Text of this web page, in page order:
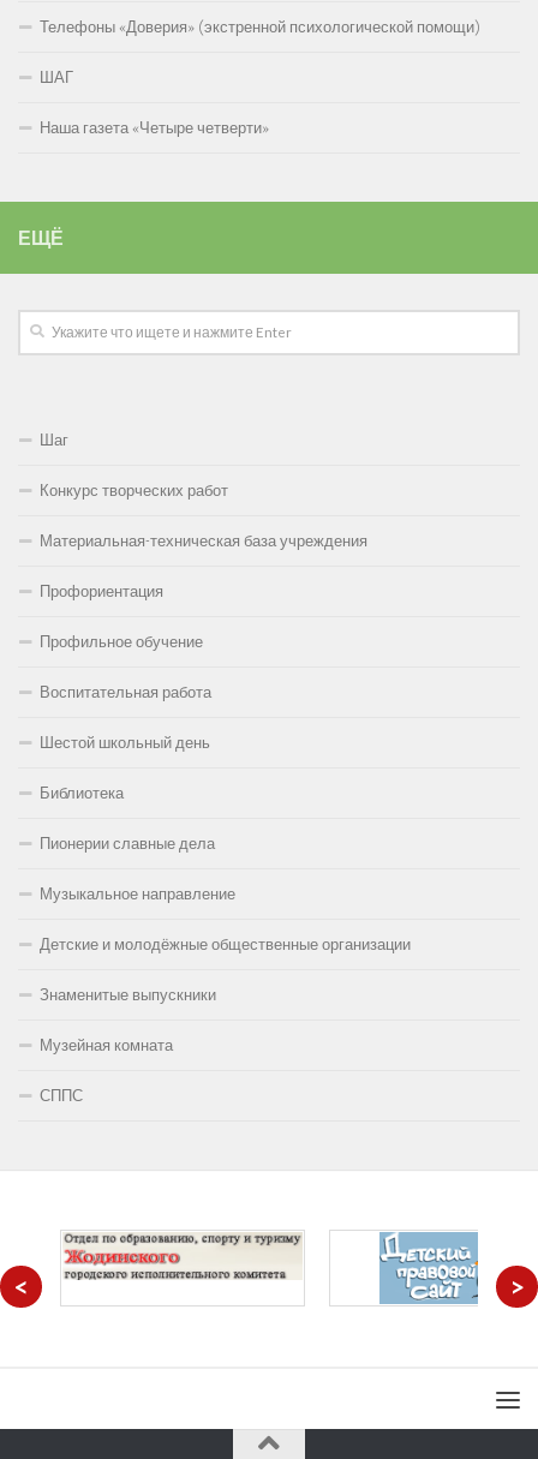
Телефоны «Доверия» (экстренной психологической помощи)
ШАГ
Наша газета «Четыре четверти»
ЕЩЁ
Шаг
Конкурс творческих работ
Материальная-техническая база учреждения
Профориентация
Профильное обучение
Воспитательная работа
Шестой школьный день
Библиотека
Пионерии славные дела
Музыкальное направление
Детские и молодёжные общественные организации
Знаменитые выпускники
Музейная комната
СППС
< >